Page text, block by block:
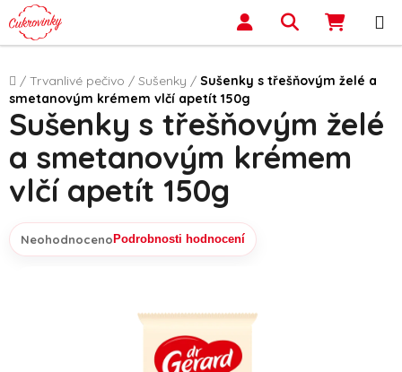
Přejít na obsah Hledat
Domů
/ Trvanlivé pečivo / Sušenky / Sušenky s třešňovým želé a
smetanovým krémem vlčí apetít 150g
Sušenky s třešňovým želé
a smetanovým krémem
vlčí apetít 150g
Průměrné hodnocení produktu je 0,0 z 5 hvězdiček.
Neohodnoceno Podrobnosti hodnocení